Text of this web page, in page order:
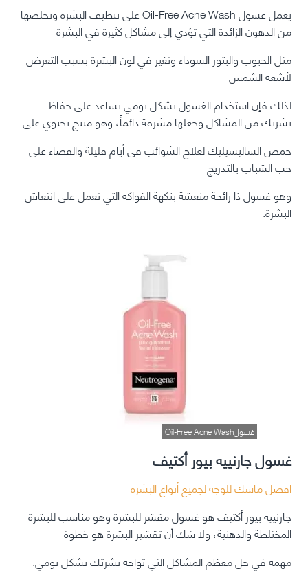
يعمل غسول Oil-Free Acne Wash على تنظيف البشرة وتخلصها
من الدهون الزائدة التي تؤدي إلى مشاكل كثيرة في البشرة
مثل الحبوب والبثور السوداء وتغير في لون البشرة بسبب التعرض
لأشعة الشمس
لذلك فإن استخدام الغسول بشكل يومي يساعد على حفاظ
بشرتك من المشاكل وجعلها مشرقة دائماً، وهو منتج يحتوي على
حمض الساليسيليك لعلاج الشوائب في أيام قليلة والقضاء على
حب الشباب بالتدريج
وهو غسول ذا رائحة منعشة بنكهة الفواكه التي تعمل على انتعاش
البشرة.
غسولOil-Free Acne Wash
غسول جارنييه بيور أكتيف
افضل ماسك للوجه لجميع أنواع البشرة
جارنييه بيور أكتيف هو غسول مقشر للبشرة وهو مناسب للبشرة
المختلطة والدهنية، ولا شك أن تقشير البشرة هو خطوة
مهمة في حل معظم المشاكل التي تواجه بشرتك بشكل يومي.